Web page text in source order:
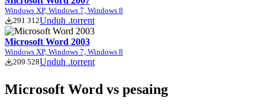
Windows XP, Windows 7, Windows 8
291 312Unduh .torrent
Microsoft Word 2003
Windows XP, Windows 7, Windows 8
209 528Unduh .torrent
Microsoft Word vs pesaing